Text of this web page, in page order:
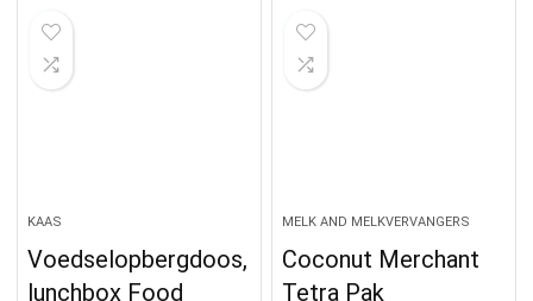
KAAS
Voedselopbergdoos,
lunchbox Food
MELK AND MELKVERVANGERS
Coconut Merchant
Tetra Pak